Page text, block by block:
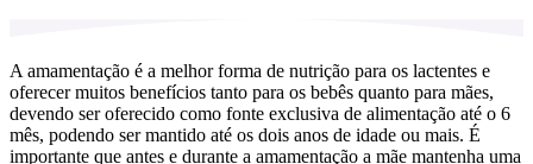
A amamentação é a melhor forma de nutrição para os lactentes e
oferecer muitos benefícios tanto para os bebês quanto para mães,
devendo ser oferecido como fonte exclusiva de alimentação até o 6
mês, podendo ser mantido até os dois anos de idade ou mais. É
importante que antes e durante a amamentação a mãe mantenha uma